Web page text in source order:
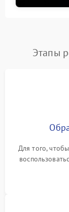
Этапы
Для того,
или